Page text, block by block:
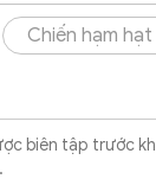
Chiến hạm hạt